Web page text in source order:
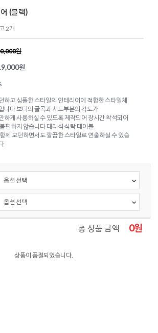
(블랙)
2개
원
원
하고 심플한 스타일의 인테리어에 적합한 스타일체
니다 보디의 굴곡과 시트부분의 각도가
하게 사용하실 수 있도록 제작되어 장시간 착석되어
편하지 않습니다 대리석 식탁 테이블
께 모던하면서도 깔끔한 스타일로 연출하실 수 있습
총 상품 금액 0원
상품이 품절되었습니다.